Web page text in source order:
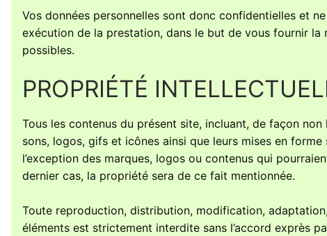
Vos données personnelles sont donc confidentielles et
exécution de la prestation, dans le but de vous fournir
possibles.
PROPRIÉTÉ
Tous les contenus du présent site, incluant, de façon
sons, logos, gifs et icônes ainsi que leurs mises en
l’exception des marques, logos ou contenus qui
dernier cas, la propriété sera de ce fait mentionnée.
Toute reproduction, distribution, modification,
éléments est strictement interdite sans l’accord exprès